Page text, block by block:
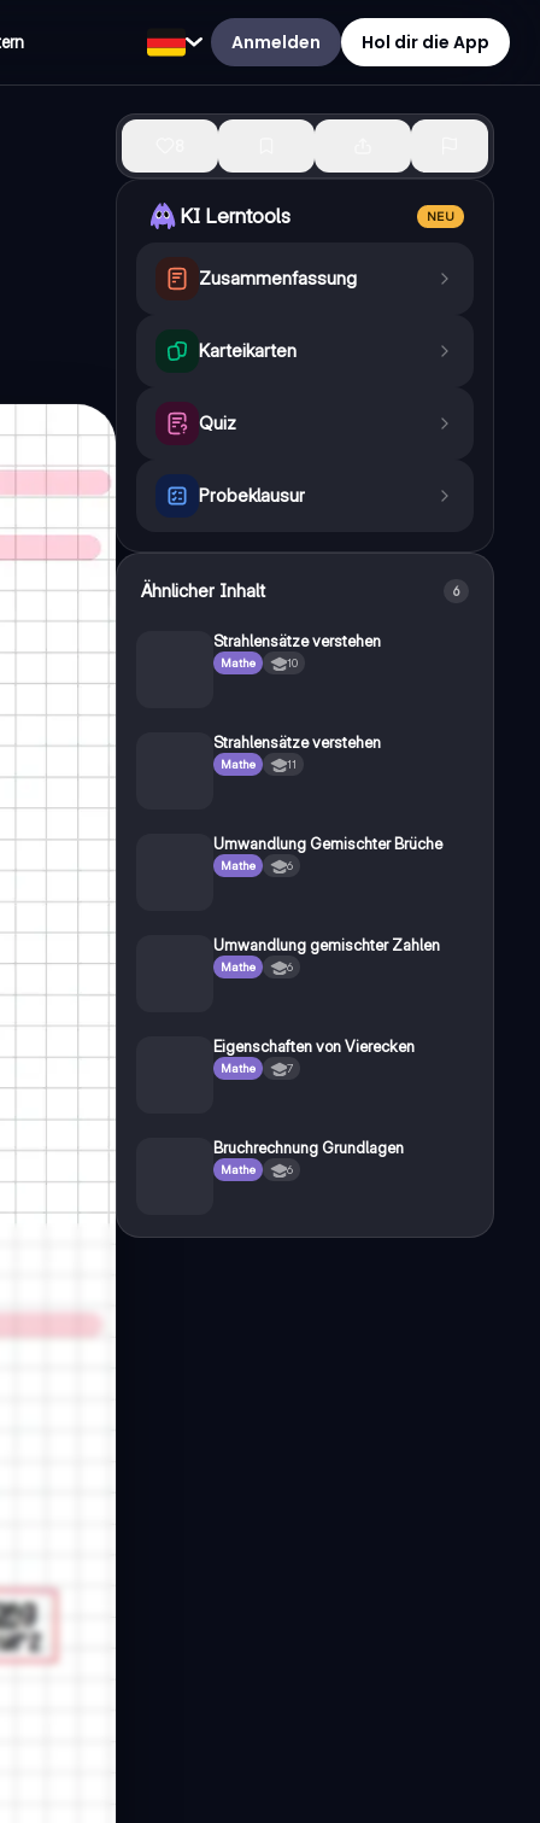
Anmelden Hol dir die App
KI Lerntools NEU
Zusammenfassung
Karteikarten
Quiz
Probeklausur
Ähnlicher Inhalt 6
Strahlensätze verstehen
Mathe 10
Strahlensätze verstehen
Mathe 11
Umwandlung Gemischter Brüche
Mathe 6
Umwandlung gemischter Zahlen
Mathe 6
Eigenschaften von Vierecken
Mathe 7
Bruchrechnung Grundlagen
Mathe 6